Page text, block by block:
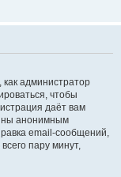
как администратор
чтобы
даёт вам
анонимным
email-сообщений,
пару минут,